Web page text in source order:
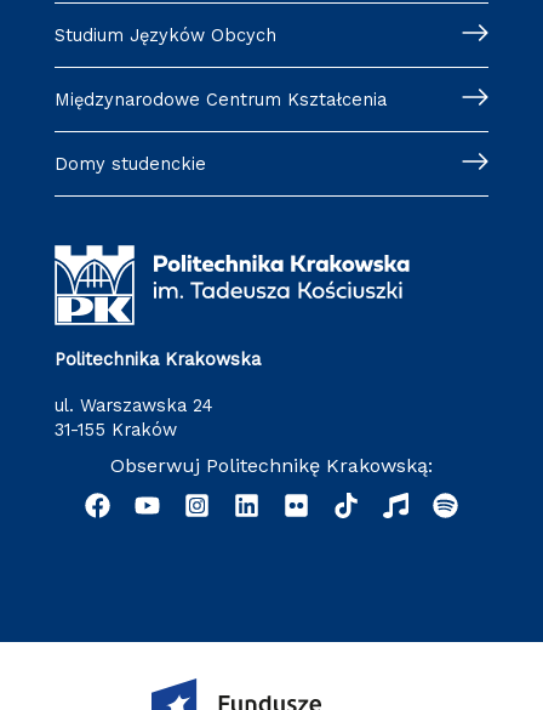
Studium Języków Obcych
Międzynarodowe Centrum Kształcenia
Domy studenckie
Politechnika Krakowska
ul. Warszawska 24
31-155 Kraków
Obserwuj Politechnikę Krakowską: